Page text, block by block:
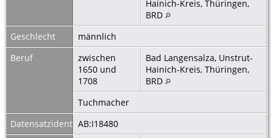
Hainich-Kreis, Thüringen,
BRD
Geschlecht
männlich
Beruf
zwischen
1650 und
1708
Bad Langensalza, Unstrut-
Hainich-Kreis, Thüringen,
BRD
Tuchmacher
Datensatzidentnummer
AB:I18480